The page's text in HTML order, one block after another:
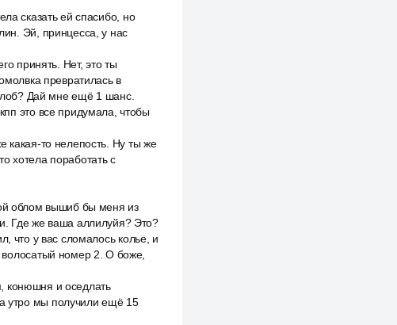
сказать ей спасибо, но
Эй, принцесса, у нас
принять. Нет, это ты
превратилась в
Дай мне ещё 1 шанс.
это все придумала, чтобы
какая-то нелепость. Ну ты же
хотела поработать с
облом вышиб бы меня из
Где же ваша аллилуйя? Это?
что у вас сломалось колье, и
номер 2. О боже,
конюшня и оседлать
утро мы получили ещё 15